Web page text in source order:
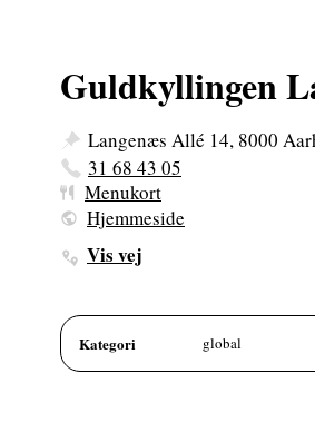
Guldkyllingen
Langenæs Allé 14, 8000
31 68 43 05
Menukort
Hjemmeside
Vis vej
Kategori global